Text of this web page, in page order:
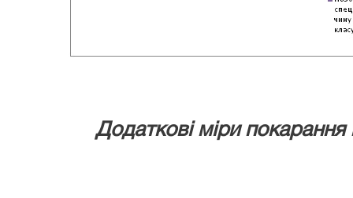
Додаткові міри покарання